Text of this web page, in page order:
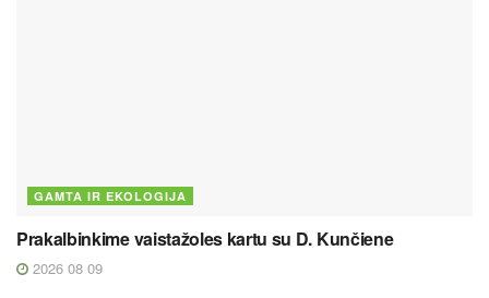
GAMTA IR EKOLOGIJA
Prakalbinkime vaistažoles kartu su D. Kunčiene
2026 08 09